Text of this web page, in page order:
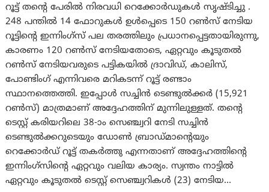
റൂട്ട് തന്റെ പേരിൽ നിരവധി റെക്കോർഡുകൾ സൃഷ്ടിച്ചു .
248 പന്തിൽ 14 ഫോറുകൾ ഉൾപ്പെടെ 150 റൺസ് നേടിയ
റൂട്ടിന്റെ ഇന്നിംഗ്സ് പല തരത്തിലും പ്രധാനപ്പെട്ടതായിരുന്നു,
കാരണം 120 റൺസ് നേടിയതോടെ, ഏറ്റവും കൂടുതൽ
റൺസ് നേടിയവരുടെ പട്ടികയിൽ ദ്രാവിഡ്, കാലിസ്,
പോണ്ടിംഗ് എന്നിവരെ മറികടന്ന് റൂട്ട് രണ്ടാം
സ്ഥാനത്തെത്തി. ഇപ്പോൾ സച്ചിൻ ടെണ്ടുൽക്കർ (15,921
റൺസ്) മാത്രമാണ് അദ്ദേഹത്തിന് മുന്നിലുള്ളത്. തന്റെ
ടെസ്റ്റ് കരിയറിലെ 38-ാം സെഞ്ച്വറി നേടി സച്ചിൻ
ടെണ്ടുൽക്കറുടെയും ഡോൺ ബ്രാഡ്മാന്റെയും
റെക്കോർഡ് റൂട്ട് തകർത്തു എന്നതാണ് അദ്ദേഹത്തിന്റെ
ഇന്നിംഗ്‌സിന്റെ ഏറ്റവും വലിയ കാര്യം. സ്വന്തം നാട്ടിൽ
ഏറ്റവും കൂടുതൽ ടെസ്റ്റ് സെഞ്ച്വറികൾ (23) നേടിയ…